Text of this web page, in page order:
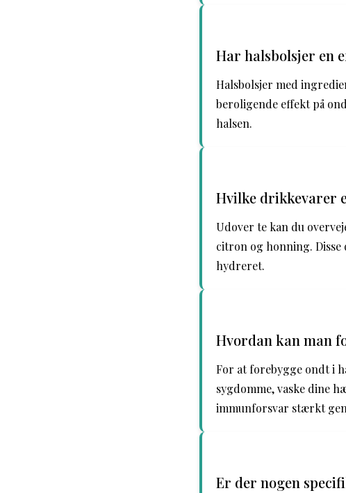
Har halsbolsjer en
Halsbolsjer med
beroligende effekt på
halsen.
Hvilke drikkevarer
Udover te kan du
citron og honning.
hydreret.
Hvordan kan man
For at forebygge ondt i
sygdomme, vaske dine
immunforsvar stærkt
Er der nogen